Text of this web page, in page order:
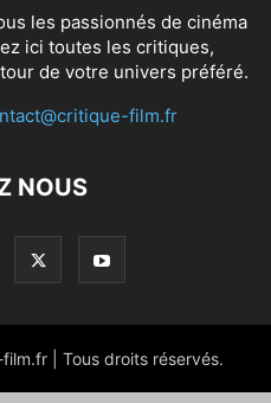
les passionnés de cinéma
ici toutes les critiques,
de votre univers préféré.
film.fr
NOUS
| Tous droits réservés.